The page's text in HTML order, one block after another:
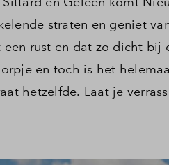
straten en geniet
rust en dat zo dicht
en toch is het
hetzelfde. Laat je